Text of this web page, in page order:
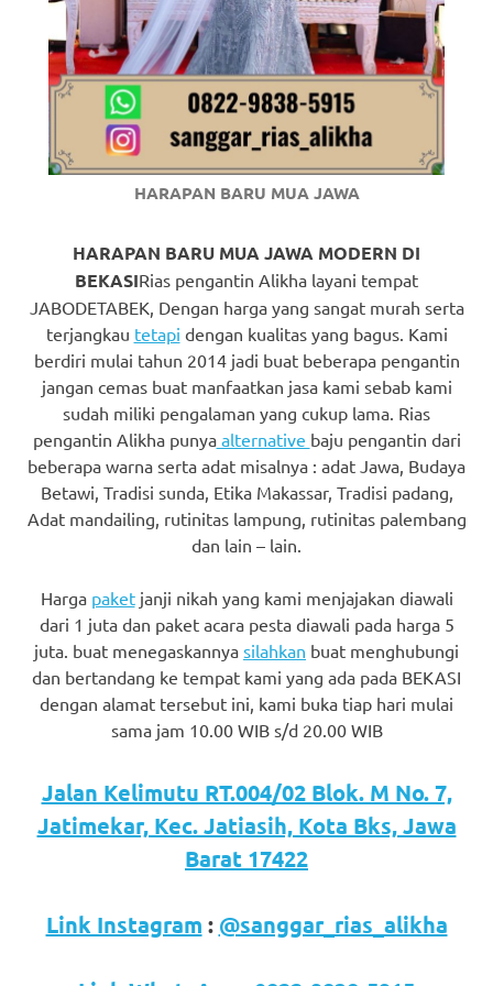
guys
comment
here
replica
watches.
favorite
watches.
Hours
replica
rolex.
Here
HARAPAN BARU MUA JAWA
HARAPAN BARU MUA JAWA MODERN DI
BEKASIRias pengantin Alikha layani tempat
JABODETABEK, Dengan harga yang sangat murah serta
terjangkau tetapi dengan kualitas yang bagus. Kami
berdiri mulai tahun 2014 jadi buat beberapa pengantin
jangan cemas buat manfaatkan jasa kami sebab kami
sudah miliki pengalaman yang cukup lama. Rias
pengantin Alikha punyaalternative baju pengantin dari
beberapa warna serta adat misalnya : adat Jawa, Budaya
Betawi, Tradisi sunda, Etika Makassar, Tradisi padang,
Adat mandailing, rutinitas lampung, rutinitas palembang
dan lain – lain.
Harga paketjanji nikah yang kami menjajakan diawali
dari 1 juta dan paket acara pesta diawali pada harga 5
juta. buat menegaskannya silahkan buat menghubungi
dan bertandang ke tempat kami yang ada pada BEKASI
dengan alamat tersebut ini, kami buka tiap hari mulai
sama jam 10.00 WIB s/d 20.00 WIB
Jalan Kelimutu RT.004/02 Blok. M No. 7,
Jatimekar, Kec. Jatiasih, Kota Bks, Jawa
Barat 17422
Link Instagram : @sanggar_rias_alikha